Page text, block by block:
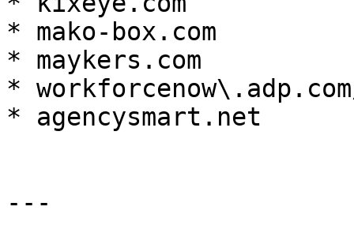
* mako-box.com
* maykers.com
*
* agencysmart.net
---